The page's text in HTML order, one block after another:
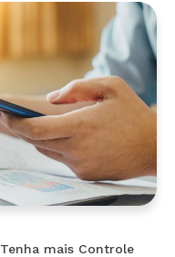
Tenha mais Controle